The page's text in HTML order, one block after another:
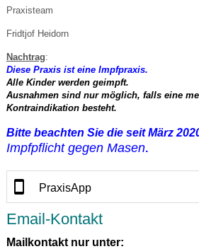
Praxisteam
Fridtjof Heidorn
Nachtrag:
Diese Praxis ist eine Impfpraxis.
Alle Kinder werden geimpft.
Ausnahmen sind nur möglich, falls eine
Kontraindikation besteht.
Bitte beachten Sie die seit März
Impfpflicht gegen Masen.
PraxisApp
Email-Kontakt
Mailkontakt nur unter: